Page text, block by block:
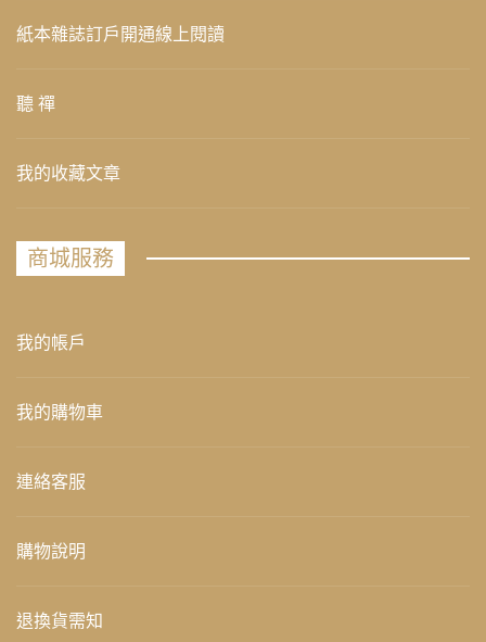
紙本雜誌訂戶開通線上閱讀
聽 禪
我的收藏文章
商城服務
我的帳戶
我的購物車
連絡客服
購物說明
退換貨需知